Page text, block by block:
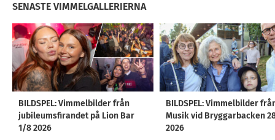
SENASTE VIMMELGALLERIERNA
BILDSPEL: Vimmelbilder från
jubileumsfirandet på Lion Bar
1/8 2026
BILDSPEL: Vimmelbilder
Musik vid Bryggarbacken
2026